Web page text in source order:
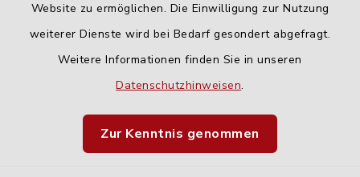
Website zu ermöglichen. Die Einwilligung zur Nutzung
weiterer Dienste wird bei Bedarf gesondert abgefragt.
Weitere Informationen finden Sie in unseren
Datenschutzhinweisen.
Zur Kenntnis genommen
Barrierefreiheit
Impressum